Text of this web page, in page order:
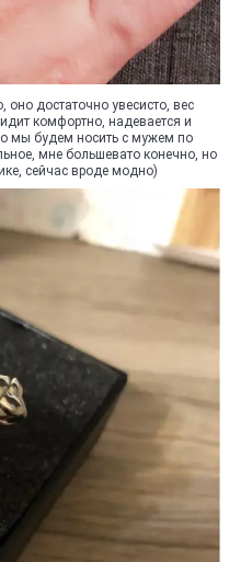
достаточно увесисто, вес
комфортно, надевается и
мы будем носить с мужем по
мне большевато конечно, но
сейчас вроде модно)